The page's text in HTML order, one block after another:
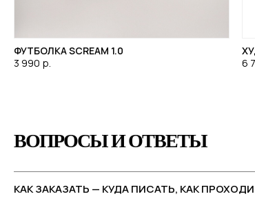
ФУТБОЛКА SCREAM 1.0
3 990 р.
6
ВОПРОСЫ И ОТВЕТЫ
КАК ЗАКАЗАТЬ — КУДА ПИСАТЬ, КАК